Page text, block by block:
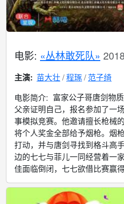
电影: «丛林敢死队»
主演: 苗大壮 程琢 范子绮
电影简介: 富家公子哥唐剑物
父亲证明自己，报名参加了一
事模拟竞赛。他邀请擅长枪械
将个人奖金全部给予烟枪。烟
打动，并与唐剑寻找到格斗高
边的七七与菲儿一同经营着一
佳面临倒闭，七七欲借比赛赢